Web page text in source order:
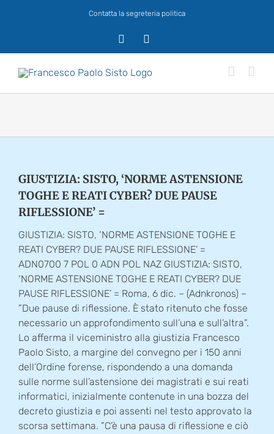
Contatta la segreteria politica
GIUSTIZIA: SISTO, ‘NORME ASTENSIONE
TOGHE E REATI CYBER? DUE PAUSE
RIFLESSIONE’ =
GIUSTIZIA: SISTO, ‘NORME ASTENSIONE TOGHE E
REATI CYBER? DUE PAUSE RIFLESSIONE’ =
ADN0700 7 POL 0 ADN POL NAZ GIUSTIZIA: SISTO,
‘NORME ASTENSIONE TOGHE E REATI CYBER? DUE
PAUSE RIFLESSIONE’ = Roma, 6 dic. – (Adnkronos) –
”Due pause di riflessione. È stato ritenuto che fosse
necessario un approfondimento sull’una e sull’altra”.
Lo afferma il viceministro alla giustizia Francesco
Paolo Sisto, a margine del convegno per i 150 anni
dell’Ordine forense, rispondendo a una domanda
sulle norme sull’astensione dei magistrati e sui reati
informatici, inizialmente contenute in una bozza del
decreto giustizia e poi assenti nel testo approvato la
scorsa settimana. ”C’è una pausa di riflessione e ciò